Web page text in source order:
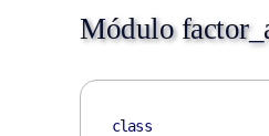
Módulo
class